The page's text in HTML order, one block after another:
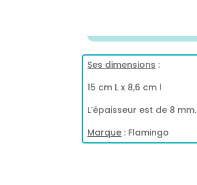
Ses dimensions :
15 cm L x 8,6 cm l
L’épaisseur est de 8 mm.
Marque : Flamingo